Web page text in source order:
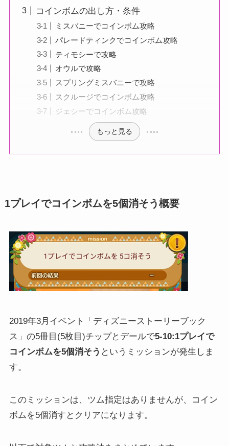
コインボムの出し方・条件
ミスバニーでコインボム攻略
パレードティンクでコインボム攻略
ティモシーで攻略
オウルで攻略
スプリングミスバニーで攻略
スクルージでコインボム攻略
ジェシーでコインボム攻略
もっと見る
1プレイでコインボムを5個消そう概要
2019年3月イベント「ディズニーストーリーブック
ス」の5冊目(5枚目)チップとデールで5-10:1プレイで
コインボムを5個消そう というミッションが発生しま
す。
このミッションは、ツム指定はありませんが、コイン
ボムを5個消すとクリアになります。